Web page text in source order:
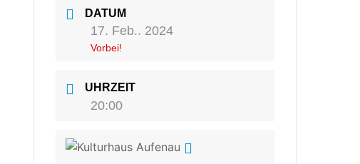
DATUM
17. Feb.. 2024
Vorbei!
UHRZEIT
20:00